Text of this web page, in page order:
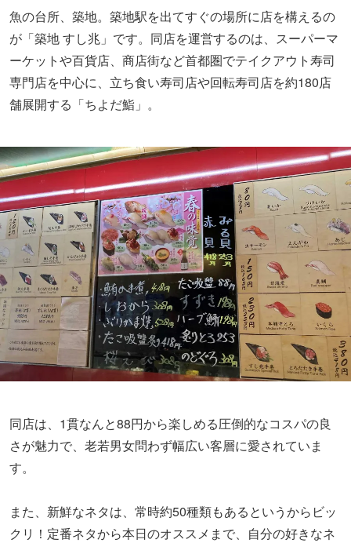
魚の台所、築地。築地駅を出てすぐの場所に店を構えるの
が「築地 すし兆」です。同店を運営するのは、スーパーマ
ーケットや百貨店、商店街など首都圏でテイクアウト寿司
専門店を中心に、立ち食い寿司店や回転寿司店を約180店
舗展開する「ちよだ鮨」。
同店は、1貫なんと88円から楽しめる圧倒的なコスパの良
さが魅力で、老若男女問わず幅広い客層に愛されていま
す。
また、新鮮なネタは、常時約50種類もあるというからビッ
クリ！定番ネタから本日のオススメまで、自分の好きなネ